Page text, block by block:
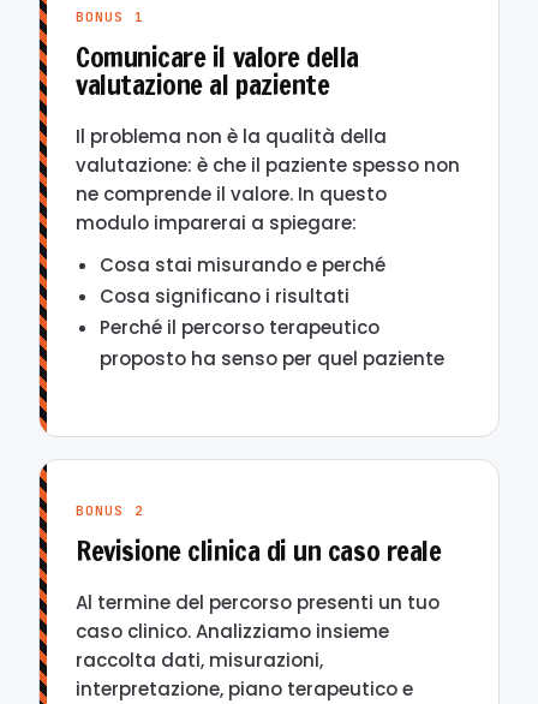
BONUS 1
Comunicare il valore della
valutazione al paziente
Il problema non è la qualità della
valutazione: è che il paziente spesso non
ne comprende il valore. In questo
modulo imparerai a spiegare:
Cosa stai misurando e perché
Cosa significano i risultati
Perché il percorso terapeutico
proposto ha senso per quel paziente
BONUS 2
Revisione clinica di un caso reale
Al termine del percorso presenti un tuo
caso clinico. Analizziamo insieme
raccolta dati, misurazioni,
interpretazione, piano terapeutico e